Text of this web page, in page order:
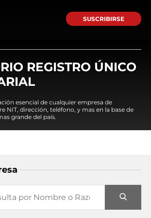
SUSCRIBIRSE
REGISTRO ÚNICO
esencial de cualquier empresa de
NIT, dirección, teléfono, y mas en la base de
grande del país.